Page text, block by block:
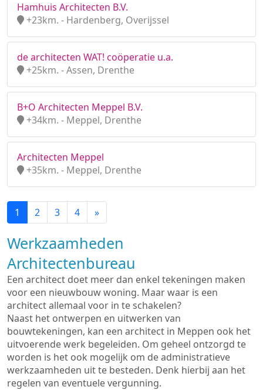
Hamhuis Architecten B.V.
+23km. - Hardenberg, Overijssel
de architecten WAT! coöperatie u.a.
+25km. - Assen, Drenthe
B+O Architecten Meppel B.V.
+34km. - Meppel, Drenthe
Architecten Meppel
+35km. - Meppel, Drenthe
1 2 3 4 »
Werkzaamheden
Architectenbureau
Een architect doet meer dan enkel tekeningen maken
voor een nieuwbouw woning. Maar waar is een
architect allemaal voor in te schakelen?
Naast het ontwerpen en uitwerken van
bouwtekeningen, kan een architect in Meppen ook het
uitvoerende werk begeleiden. Om geheel ontzorgd te
worden is het ook mogelijk om de administratieve
werkzaamheden uit te besteden. Denk hierbij aan het
regelen van eventuele vergunning.